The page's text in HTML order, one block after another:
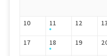
10 11 12 13
17 18 19